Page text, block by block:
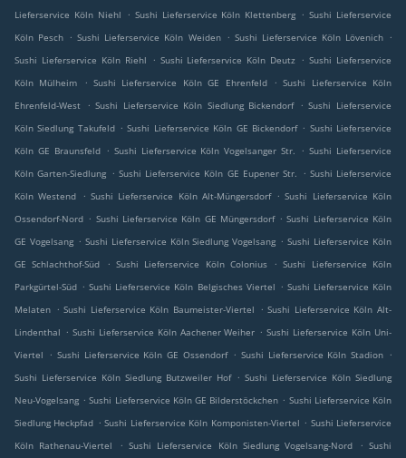
Lieferservice Köln Niehl
. Sushi Lieferservice Köln Klettenberg . Sushi Lieferservice
Köln Pesch . Sushi Lieferservice Köln Weiden . Sushi Lieferservice Köln Lövenich .
Sushi Lieferservice Köln Riehl
. Sushi Lieferservice Köln Deutz . Sushi Lieferservice
Köln Mülheim
. Sushi Lieferservice Köln GE Ehrenfeld . Sushi Lieferservice Köln
Ehrenfeld-West
. Sushi Lieferservice Köln Siedlung Bickendorf . Sushi Lieferservice
Köln Siedlung Takufeld . Sushi Lieferservice Köln GE Bickendorf . Sushi Lieferservice
Köln GE Braunsfeld . Sushi Lieferservice Köln Vogelsanger Str. . Sushi Lieferservice
Köln Garten-Siedlung . Sushi Lieferservice Köln GE Eupener Str. . Sushi Lieferservice
Köln Westend
. Sushi Lieferservice Köln Alt-Müngersdorf . Sushi Lieferservice Köln
Ossendorf-Nord . Sushi Lieferservice Köln GE Müngersdorf . Sushi Lieferservice Köln
GE Vogelsang . Sushi Lieferservice Köln Siedlung Vogelsang . Sushi Lieferservice Köln
GE Schlachthof-Süd
. Sushi Lieferservice Köln Colonius . Sushi Lieferservice Köln
Parkgürtel-Süd . Sushi Lieferservice Köln Belgisches Viertel . Sushi Lieferservice Köln
Melaten . Sushi Lieferservice Köln Baumeister-Viertel . Sushi Lieferservice Köln Alt-
Lindenthal . Sushi Lieferservice Köln Aachener Weiher . Sushi Lieferservice Köln Uni-
Viertel
. Sushi Lieferservice Köln GE Ossendorf . Sushi Lieferservice Köln Stadion .
Sushi Lieferservice Köln Siedlung Butzweiler Hof . Sushi Lieferservice Köln Siedlung
Neu-Vogelsang . Sushi Lieferservice Köln GE Bilderstöckchen . Sushi Lieferservice Köln
Siedlung Heckpfad . Sushi Lieferservice Köln Komponisten-Viertel . Sushi Lieferservice
Köln Rathenau-Viertel
. Sushi Lieferservice Köln Siedlung Vogelsang-Nord . Sushi